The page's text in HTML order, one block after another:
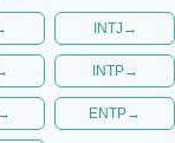
INTJ →
INTP→
→ ENTP→